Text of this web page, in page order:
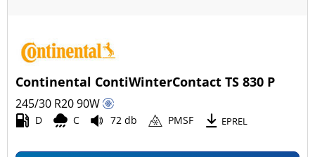
Continental ContiWinterContact TS 830 P
245/30 R2090W
D C 72 db PMSF EPREL